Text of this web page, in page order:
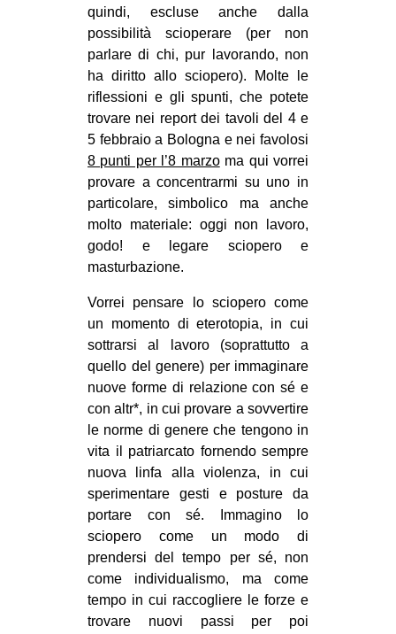
MEDIO ORIENTE
MONDO
EVENTI
in
Fb
tw
bsky
SEARCH
quindi, escluse anche dalla
possibilità scioperare (per non
parlare di chi, pur lavorando, non
ha diritto allo sciopero). Molte le
riflessioni e gli spunti, che potete
trovare nei report dei tavoli del 4 e
5 febbraio a Bologna e nei favolosi
8 punti per l’8 marzoma qui vorrei
provare a concentrarmi su uno in
particolare, simbolico ma anche
molto materiale: oggi non lavoro,
godo! e legare sciopero e
masturbazione.
Vorrei pensare lo sciopero come
un momento di eterotopia, in cui
sottrarsi al lavoro (soprattutto a
quello del genere) per immaginare
nuove forme di relazione con sé e
con altr*, in cui provare a sovvertire
le norme di genere che tengono in
vita il patriarcato fornendo sempre
nuova linfa alla violenza, in cui
sperimentare gesti e posture da
portare con sé. Immagino lo
sciopero come un modo di
prendersi del tempo per sé, non
come individualismo, ma come
tempo in cui raccogliere le forze e
trovare nuovi passi per poi